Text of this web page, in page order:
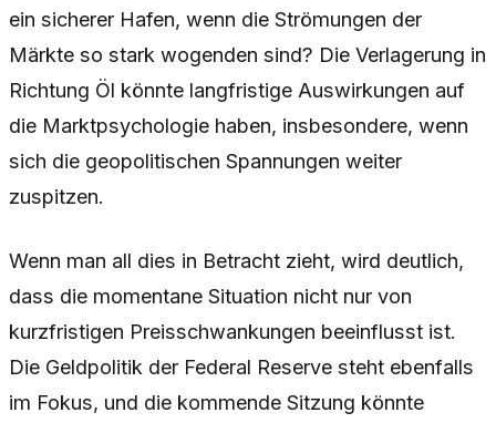
ein sicherer Hafen, wenn die Strömungen der
Märkte so stark wogenden sind? Die Verlagerung in
Richtung Öl könnte langfristige Auswirkungen auf
die Marktpsychologie haben, insbesondere, wenn
sich die geopolitischen Spannungen weiter
zuspitzen.
Wenn man all dies in Betracht zieht, wird deutlich,
dass die momentane Situation nicht nur von
kurzfristigen Preisschwankungen beeinflusst ist.
Die Geldpolitik der Federal Reserve steht ebenfalls
im Fokus, und die kommende Sitzung könnte